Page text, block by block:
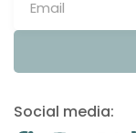
Social media: